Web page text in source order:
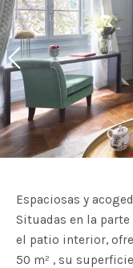
Espaciosas y
Situadas en la
el patio interior,
50 m² , su